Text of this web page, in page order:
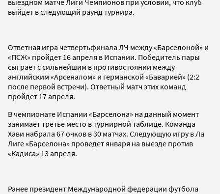
выйдет в следующий раунд турнира.
Ответная игра четвертьфинала ЛЧ между «Барселоной» и
«ПСЖ» пройдет 16 апреля в Испании. Победитель пары
сыграет с сильнейшим в противостоянии между
английским «Арсеналом» и германской «Баварией» (2:2
после первой встречи). Ответный матч этих команд
пройдет 17 апреля.
В чемпионате Испании «Барселона» на данный момент
занимает третье место в турнирной таблице. Команда
Хави набрала 67 очков в 30 матчах. Следующую игру в Ла
Лиге «Барселона» проведет января на выезде против
«Кадиса» 13 апреля.
Ранее президент Международной федерации футбола